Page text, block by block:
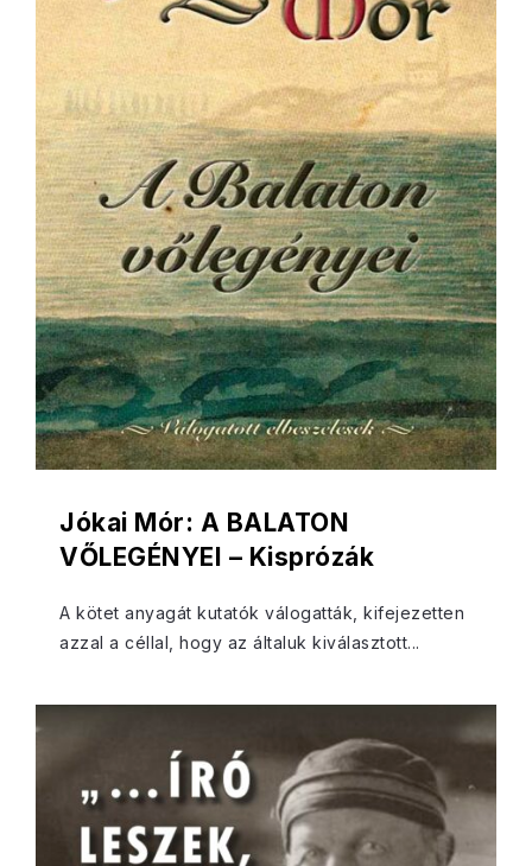
Jókai Mór: A BALATON
VŐLEGÉNYEI – Kisprózák
A kötet anyagát kutatók válogatták, kifejezetten
azzal a céllal, hogy az általuk kiválasztott...